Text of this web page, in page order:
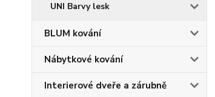
UNI Barvy lesk
BLUM kování
Nábytkové kování
Interierové dveře a zárubně